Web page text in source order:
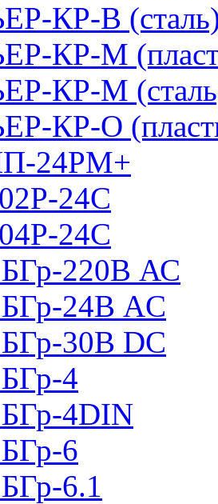
КР-В
КР-М
КР-М
КР-О
24РМ+
24С
24С
220В АС
24В AC
30В DC
4
4DIN
6
6.1